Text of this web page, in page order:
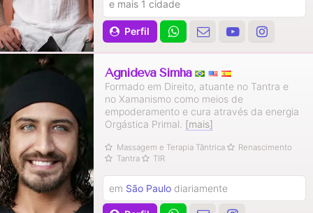
Perfil
e mais 1 cidade
Agnideva Simha
Formado em Direito, atuante no Tantra e
no Xamanismo como meios de
empoderamento e cura através da energia
Orgástica Primal. [mais]
Massagem e Terapia Tântrica
Renascimento
Tantra
TIR
em São Paulo diariamente